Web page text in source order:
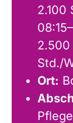
2.100
2.500
Std./
Ort: